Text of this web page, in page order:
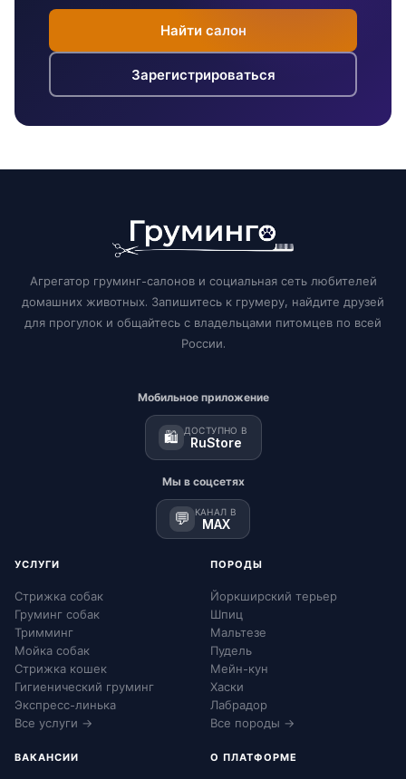
Найти салон
Зарегистрироваться
Агрегатор груминг-салонов и социальная сеть любителей
домашних животных. Запишитесь к грумеру, найдите друзей
для прогулок и общайтесь с владельцами питомцев по всей
России.
Мобильное приложение
🛍️ ДОСТУПНО В
RuStore
Мы в соцсетях
💬 КАНАЛ В
MAX
УСЛУГИ
Стрижка собак
Груминг собак
Тримминг
Мойка собак
Стрижка кошек
Гигиенический груминг
Экспресс-линька
Все услуги →
ПОРОДЫ
Йоркширский терьер
Шпиц
Мальтезе
Пудель
Мейн-кун
Хаски
Лабрадор
Все породы →
ВАКАНСИИ О ПЛАТФОРМЕ